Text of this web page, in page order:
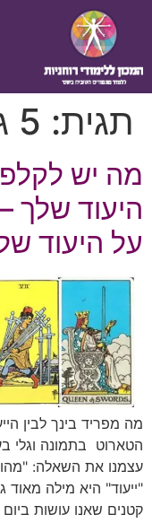
תגית: 5 גביעים בטארוט
מה יש
היעוד שלך
על היעוד
מה מפריד בינך לבין
הטארוט בתמונה וגלי
עצמנו את השאלה: "מהו
"ייעוד" היא מילה
קטנים שאנו עושות